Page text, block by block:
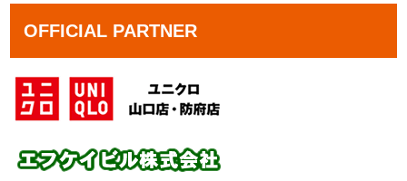
OFFICIAL PARTNER